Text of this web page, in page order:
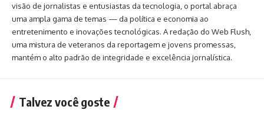
visão de jornalistas e entusiastas da tecnologia, o portal abraça
uma ampla gama de temas — da política e economia ao
entretenimento e inovações tecnológicas. A redação do Web Flush,
uma mistura de veteranos da reportagem e jovens promessas,
mantém o alto padrão de integridade e excelência jornalística.
Talvez você goste